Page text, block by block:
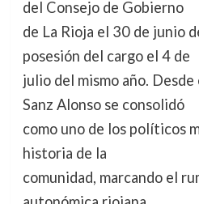
del Consejo de Gobierno
de La Rioja el 30 de junio
posesión del cargo el 4 de
julio del mismo año.
Sanz Alonso se consolidó
como uno de los políticos
historia de la
comunidad, marcando el